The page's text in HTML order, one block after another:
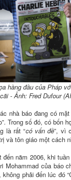
hàng đầu của Pháp
- Ảnh: Fred Dufour
nhà báo đang có
Trong số đó, có bốn
là rất “có vấn đề”, vì
và tôn giáo một cách
đến năm 2006, khi
Mohammad của báo
phải đến lúc đó